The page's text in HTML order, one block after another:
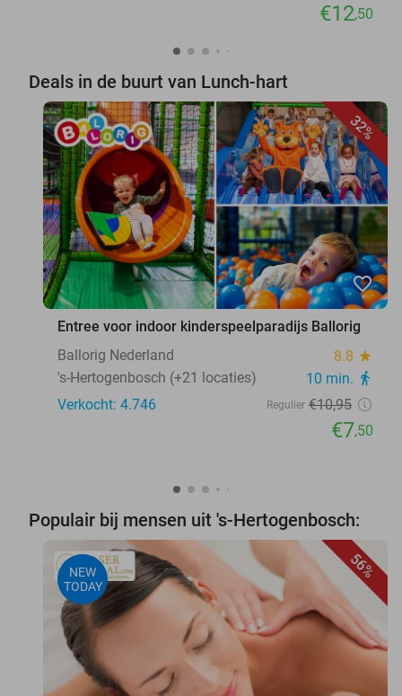
€12,50
Deals in de buurt van Lunch-hart
32%
favorite_border
Entree voor indoor kinderspeelparadijs Ballorig
Ballorig Nederland
8.8 star
's-Hertogenbosch (+21 locaties) 10 min. directions_walk
Verkocht: 4.746 Regulier €10,95
€7,50
Populair bij mensen uit 's-Hertogenbosch:
56%
NEW
TODAY